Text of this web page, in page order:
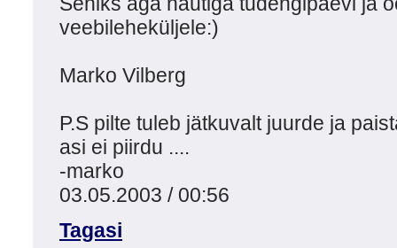
veebileheküljele:)
Marko Vilberg
P.S pilte tuleb jätkuvalt juurde ja
asi ei piirdu ....
-marko
03.05.2003 / 00:56
Tagasi